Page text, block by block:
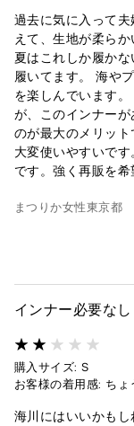
過去に気に入って
えて、生地が柔ら
夏はこれしか履か
履いてます。 海や
を楽しんでいます
が、このインナー
のが最大のメリッ
大変使いやすいで
です。強く再販を希
まつりか女性東京都
インナー必要なし
購入サイズ: S
お客様の着用感: ちょ
海川にはいいかも